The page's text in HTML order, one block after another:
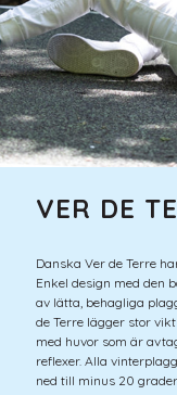
VER DE
Danska Ver de Terre
Enkel design med den
av lätta, behagliga
de Terre lägger stor
med huvor som är
reflexer. Alla
ned till minus 20